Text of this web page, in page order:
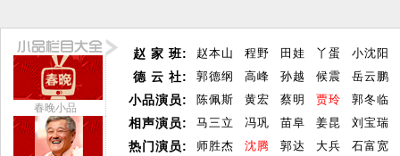
春晚小品
赵 家 班:
德 云 社:
小品演员:
相声演员:
热门演员:
赵本山 程野 田娃 丫蛋
小沈阳
郭德纲
高峰 孙越 候震
岳云鹏
陈佩斯
黄宏 蔡明 贾玲
郭冬临
马三立
冯巩 苗阜 姜昆
刘宝瑞
师胜杰
沈腾 郭达 大兵 石富宽